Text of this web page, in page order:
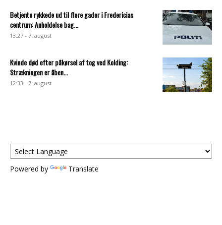
Betjente rykkede ud til flere gader i Fredericias
centrum: Anholdelse bag...
13:27 - 7. august
Kvinde død efter påkørsel af tog ved Kolding:
Strækningen er åben...
12:33 - 7. august
Powered by Translate